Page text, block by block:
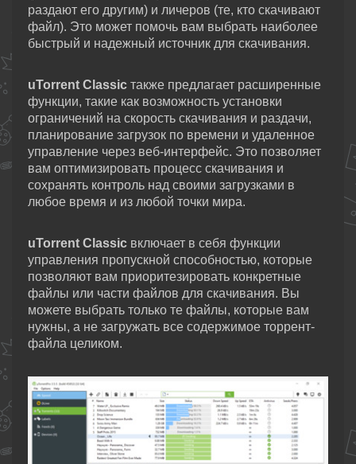
раздают его другим) и личеров (те, кто скачивают
файл). Это может помочь вам выбрать наиболее
быстрый и надежный источник для скачивания.
uTorrent Classic также предлагает расширенные
функции, такие как возможность установки
ограничений на скорость скачивания и раздачи,
планирование загрузок по времени и удаленное
управление через веб-интерфейс. Это позволяет
вам оптимизировать процесс скачивания и
сохранять контроль над своими загрузками в
любое время и из любой точки мира.
uTorrent Classic включает в себя функции
управления пропускной способностью, которые
позволяют вам приоритезировать конкретные
файлы или части файлов для скачивания. Вы
можете выбрать только те файлы, которые вам
нужны, а не загружать все содержимое торрент-
файла целиком.